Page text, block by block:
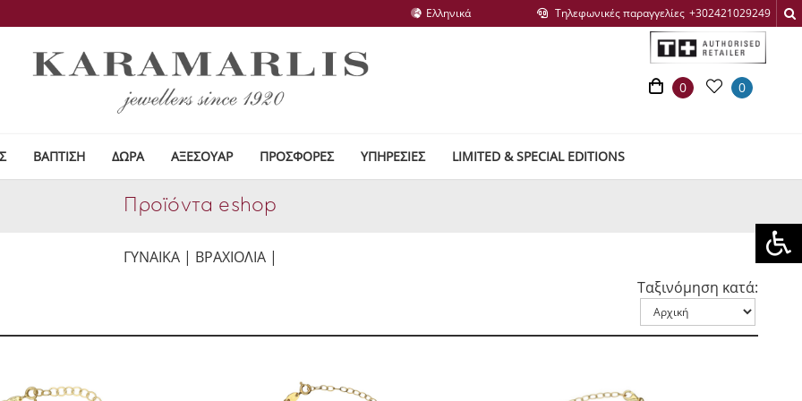
Τηλεφωνικές παραγγελίες
0 0
ΒΑΠΤΙΣΗ ΔΩΡΑ ΑΞΕΣΟΥΑΡ ΠΡΟΣΦΟΡΕΣ ΥΠΗΡΕΣΙΕΣ LIMITED & SPECIAL EDITIONS
Προϊόντα eshop
ΓΥΝΑΙΚΑ | ΒΡΑΧΙΟΛΙΑ |
Ταξινόμηση κατά: